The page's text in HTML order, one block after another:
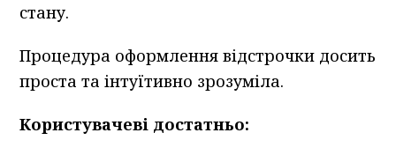
стану.
Процедура оформлення відстрочки досить
проста та інтуїтивно зрозуміла.
Користувачеві достатньо: